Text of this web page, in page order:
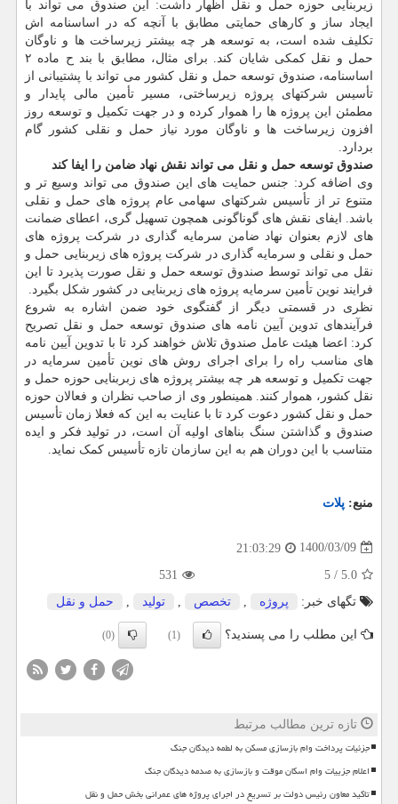
زیربنایی حوزه حمل و نقل اظهار داشت: این صندوق می تواند با
ایجاد ساز و کارهای حمایتی مطابق با آنچه که در اساسنامه اش
تکلیف شده است، به توسعه هر چه بیشتر زیرساخت ها و ناوگان
حمل و نقل کمکی شایان کند. برای مثال، مطابق با بند ح ماده ۲
اساسنامه، صندوق توسعه حمل و نقل کشور می تواند با پشتیبانی از
تأسیس شرکتهای پروژه زیرساختی، مسیر تأمین مالی پایدار و
مطمئن این پروژه ها را هموار کرده و در جهت تکمیل و توسعه روز
افزون زیرساخت ها و ناوگان مورد نیاز حمل و نقلی کشور گام
بردارد.
صندوق توسعه حمل و نقل می تواند نقش نهاد ضامن را ایفا کند
وی اضافه کرد: جنس حمایت های این صندوق می تواند وسیع تر و
متنوع تر از تأسیس شرکتهای سهامی عام پروژه های حمل و نقلی
باشد. ایفای نقش های گوناگونی همچون تسهیل گری، اعطای ضمانت
های لازم بعنوان نهاد ضامن سرمایه گذاری در شرکت پروژه های
حمل و نقلی و سرمایه گذاری در شرکت پروژه های زیربنایی حمل و
نقل می تواند توسط صندوق توسعه حمل و نقل صورت پذیرد تا این
فرایند نوین تأمین سرمایه پروژه های زیربنایی در کشور شکل بگیرد.
نظری در قسمتی دیگر از گفتگوی خود ضمن اشاره به شروع
فرآیندهای تدوین آیین نامه های صندوق توسعه حمل و نقل تصریح
کرد: اعضا هیئت عامل صندوق تلاش خواهند کرد تا با تدوین آیین نامه
های مناسب راه را برای اجرای روش های نوین تأمین سرمایه در
جهت تکمیل و توسعه هر چه بیشتر پروژه های زبربنایی حوزه حمل و
نقل کشور، هموار کنند. همینطور وی از صاحب نظران و فعالان حوزه
حمل و نقل کشور دعوت کرد تا با عنایت به این که فعلا زمان تأسیس
صندوق و گذاشتن سنگ بناهای اولیه آن است، در تولید فکر و ایده
متناسب با این دوران هم به این سازمان تازه تأسیس کمک نماید.
منبع: پلات
1400/03/09
21:03:29
5.0
/
5
531
تگهای خبر:
پروژه تخصص تولید حمل و نقل
این مطلب را می پسندید؟ (1)
(0)
تازه ترین مطالب مرتبط
جزئیات پرداخت وام بازسازی مسکن به لطمه دیدگان جنگ
اعلام جزییات وام اسکان موقت و بازسازی به صدمه دیدگان جنگ
تاکید معاون رئیس دولت بر تسریع در اجرای پروژه های عمرانی بخش حمل و نقل